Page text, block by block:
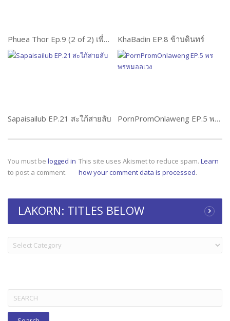
Phuea Thor Ep.9 (2 of 2) เพื่อเธอ KhaBadin EP.8 ข้าบดินทร์
Sapaisailub EP.21 สะใภ้สายลับ PornPromOnlaweng EP.5 พรพรหมอลเวง
You must be logged in
to post a comment.
This site uses Akismet to reduce spam. Learn
how your comment data is processed.
LAKORN: TITLES BELOW
LAKORN:
TITLES
Search
for: